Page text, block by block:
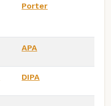
Porter
APA
DIPA